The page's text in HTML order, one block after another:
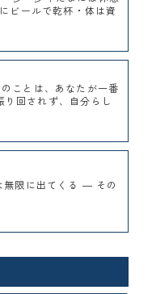
ビールで乾杯・体は資
のことは、あなたが一番
回されず、自分らし
無限に出てくる ― その